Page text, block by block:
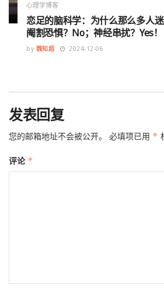
心理学博客
恋足的脑科学：为什么那么多人
阉割恐惧？No；神经串扰？Yes！
by 魏知超 2024-12-06
发表回复
您的邮箱地址不会被公开。 必填项已用 *
评论 *